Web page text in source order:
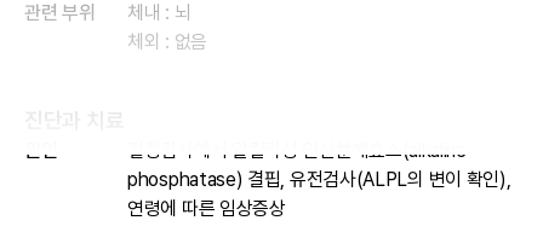
관련 부위
체내 : 뇌
체외 : 없음
원인
혈청검사에서 알칼리성 인산분해효소(alkaline
phosphatase) 결핍, 유전검사(ALPL의 변이 확인),
연령에 따른 임상증상